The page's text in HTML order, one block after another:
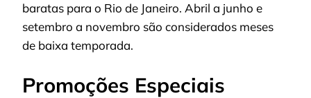
baratas para o Rio de Janeiro. Abril a junho e
setembro a novembro são considerados meses
de baixa temporada.
Promoções Especiais